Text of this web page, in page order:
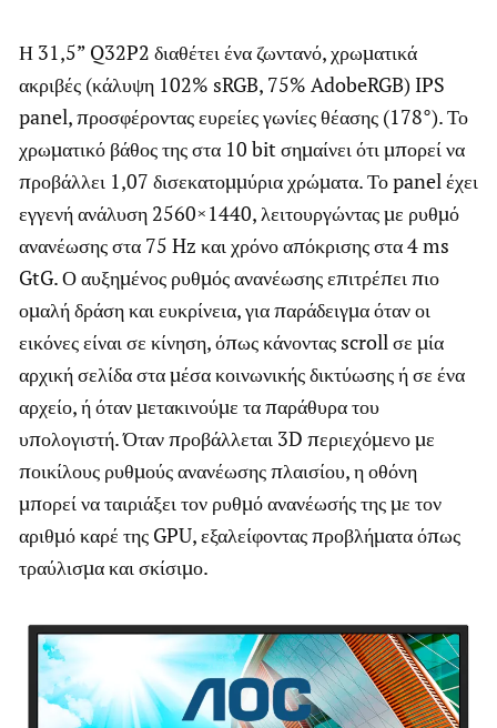
Η 31,5” Q32P2 διαθέτει ένα ζωντανό, χρωματικά
ακριβές (κάλυψη 102% sRGB, 75% AdobeRGB) IPS
panel, προσφέροντας ευρείες γωνίες θέασης (178°). Το
χρωματικό βάθος της στα 10 bit σημαίνει ότι μπορεί να
προβάλλει 1,07 δισεκατομμύρια χρώματα. Το panel έχει
εγγενή ανάλυση 2560×1440, λειτουργώντας με ρυθμό
ανανέωσης στα 75 Hz και χρόνο απόκρισης στα 4 ms
GtG. Ο αυξημένος ρυθμός ανανέωσης επιτρέπει πιο
ομαλή δράση και ευκρίνεια, για παράδειγμα όταν οι
εικόνες είναι σε κίνηση, όπως κάνοντας scroll σε μία
αρχική σελίδα στα μέσα κοινωνικής δικτύωσης ή σε ένα
αρχείο, ή όταν μετακινούμε τα παράθυρα του
υπολογιστή. Όταν προβάλλεται 3D περιεχόμενο με
ποικίλους ρυθμούς ανανέωσης πλαισίου, η οθόνη
μπορεί να ταιριάξει τον ρυθμό ανανέωσής της με τον
αριθμό καρέ της GPU, εξαλείφοντας προβλήματα όπως
τραύλισμα και σκίσιμο.